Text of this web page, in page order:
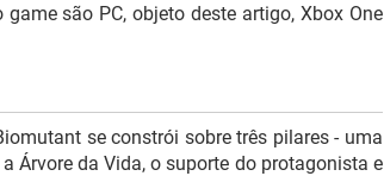
são PC, objeto deste artigo, Xbox One
se constrói sobre três pilares - uma
Árvore da Vida, o suporte do protagonista e